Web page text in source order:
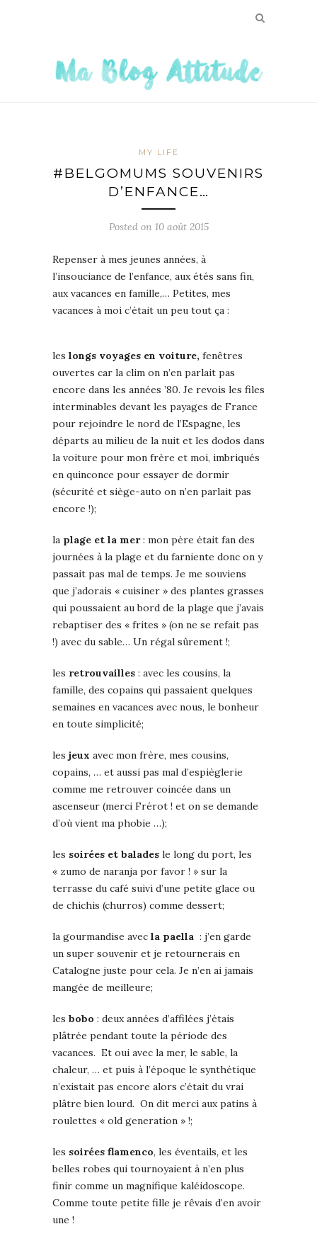
MY LIFE
#BELGOMUMS SOUVENIRS
D’ENFANCE…
Posted on 10 août 2015
Repenser à mes jeunes années, à
l’insouciance de l’enfance, aux étés sans fin,
aux vacances en famille,… Petites, mes
vacances à moi c’était un peu tout ça :
les longs voyages en voiture, fenêtres
ouvertes car la clim on n’en parlait pas
encore dans les années ’80. Je revois les files
interminables devant les payages de France
pour rejoindre le nord de l’Espagne, les
départs au milieu de la nuit et les dodos dans
la voiture pour mon frère et moi, imbriqués
en quinconce pour essayer de dormir
(sécurité et siège-auto on n’en parlait pas
encore !);
la plage et la mer: mon père était fan des
journées à la plage et du farniente donc on y
passait pas mal de temps. Je me souviens
que j’adorais « cuisiner » des plantes grasses
qui poussaient au bord de la plage que j’avais
rebaptiser des « frites » (on ne se refait pas
!) avec du sable… Un régal sûrement !;
les retrouvailles : avec les cousins, la
famille, des copains qui passaient quelques
semaines en vacances avec nous, le bonheur
en toute simplicité;
les jeux avec mon frère, mes cousins,
copains, … et aussi pas mal d’espièglerie
comme me retrouver coincée dans un
ascenseur (merci Frérot ! et on se demande
d’où vient ma phobie …);
les soirées et balades le long du port, les
« zumo de naranja por favor ! » sur la
terrasse du café suivi d’une petite glace ou
de chichis (churros) comme dessert;
la gourmandise avec la paella : j’en garde
un super souvenir et je retournerais en
Catalogne juste pour cela. Je n’en ai jamais
mangée de meilleure;
les bobo : deux années d’affilées j’étais
plâtrée pendant toute la période des
vacances. Et oui avec la mer, le sable, la
chaleur, … et puis à l’époque le synthétique
n’existait pas encore alors c’était du vrai
plâtre bien lourd. On dit merci aux patins à
roulettes « old generation » !;
les soirées flamenco, les éventails, et les
belles robes qui tournoyaient à n’en plus
finir comme un magnifique kaléidoscope.
Comme toute petite fille je rêvais d’en avoir
une !